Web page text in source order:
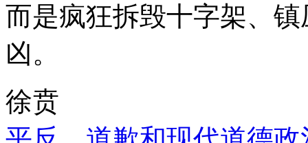
而是疯狂拆毁十字架、
凶。
徐贲